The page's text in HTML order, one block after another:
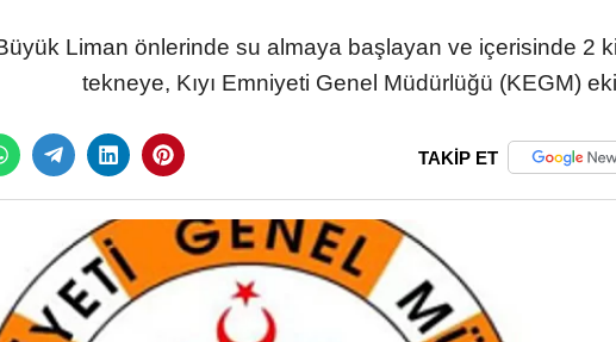
Liman önlerinde su almaya başlayan ve içerisinde 2
tekneye, Kıyı Emniyeti Genel Müdürlüğü (KEGM)
TAKİP ET